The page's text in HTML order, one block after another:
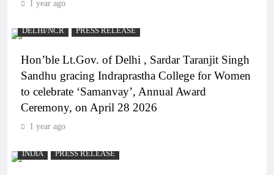
1 year ago
DELHI/NCR PRESS RELEASE
Hon’ble Lt.Gov. of Delhi , Sardar Taranjit Singh
Sandhu gracing Indraprastha College for Women
to celebrate ‘Samanvay’, Annual Award
Ceremony, on April 28 2026
1 year ago
INDIA PRESS RELEASE